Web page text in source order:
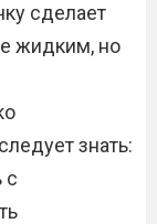
сделает
жидким, но
знать:
с